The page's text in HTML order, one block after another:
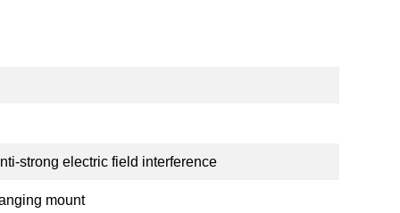
strong electric field interference
mount